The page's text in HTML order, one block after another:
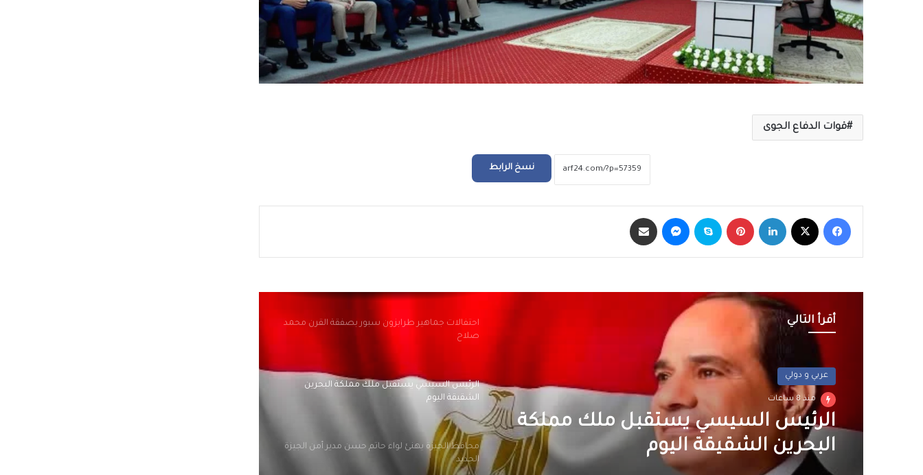
قوات الدفاع الجوى
نسخ الرابط
فيسبوك لينكدإن بينتيريست سكايب ماسنجر
أقرأ التالي
أخبار
منذ 9 ساعات
محافظ الجيزة يهنئ لواء حاتم حسن
مدير أمن الجيزة الجديد
بعد ظهور صلاح بقميص النادي.. طرابزون يتصدر
محركات البحث
بيزيرا يخبر الزمالك برغبته في الانتقال إلى نادي شباب
الرئيس السيسي يستقبل ملك مملكة البحرين
الشقيقة اليوم
محافظ الجيزة يهنئ لواء حاتم حسن مدير أمن الجيزة
الجديد
الرئيس السيسي يجري اتصالاً هاتفياً مع رئيس وزراء
جمهورية اليونان